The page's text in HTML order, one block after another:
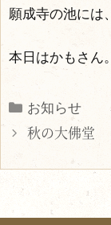
願成寺の池には
本日はかもさん
Categories
お知らせ
秋の大佛堂